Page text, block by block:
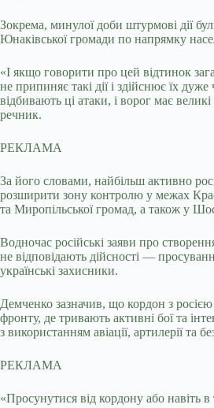
Зокрема, минулої доби штурмові дії
Юнаківської громади по напрямку
«І якщо говорити про цей відтинок
не припиняє такі дії і здійснює їх
відбивають ці атаки, і ворог має
речник.
РЕКЛАМА
За його словами, найбільш активно
розширити зону контролю у межах
та Миропільської громад, а також у
Водночас російські заяви про
не відповідають дійсності —
українські захисники.
Демченко зазначив, що кордон з
фронту, де тривають активні бої та
з використанням авіації, артилерії та
РЕКЛАМА
«Просунутися від кордону або навіть